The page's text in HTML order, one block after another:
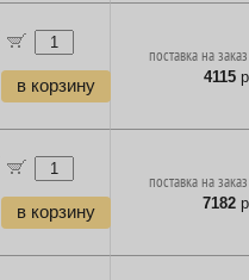
в корзину
поставка на
4115
в корзину
поставка на
7182